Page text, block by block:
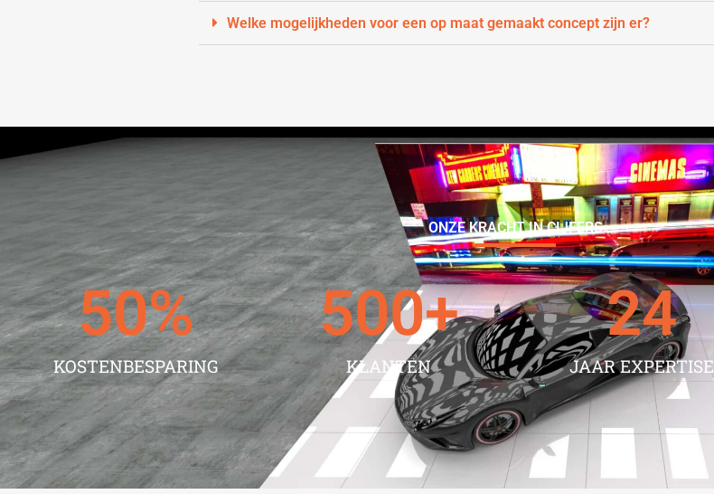
Welke mogelijkheden voor een op maat gemaakt concept zijn er?
ONZE KRACHT IN CIJFERS
KOSTENBESPARING
50%
KLANTEN
500+
JAAR EXPERTISE
24